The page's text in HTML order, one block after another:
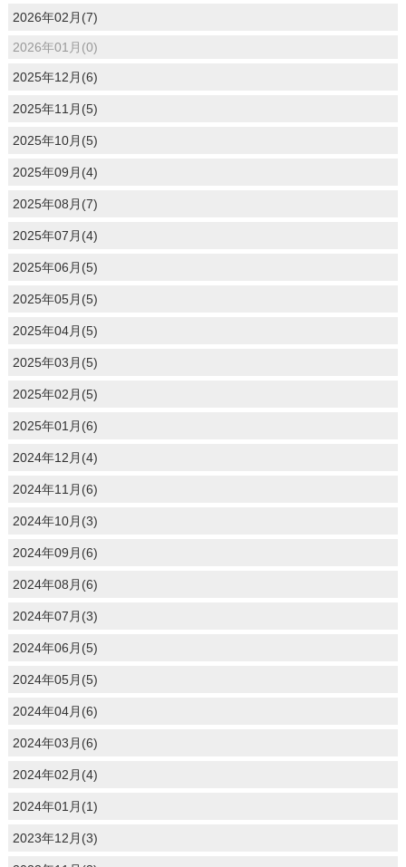
2026年02月(7)
2026年01月(0)
2025年12月(6)
2025年11月(5)
2025年10月(5)
2025年09月(4)
2025年08月(7)
2025年07月(4)
2025年06月(5)
2025年05月(5)
2025年04月(5)
2025年03月(5)
2025年02月(5)
2025年01月(6)
2024年12月(4)
2024年11月(6)
2024年10月(3)
2024年09月(6)
2024年08月(6)
2024年07月(3)
2024年06月(5)
2024年05月(5)
2024年04月(6)
2024年03月(6)
2024年02月(4)
2024年01月(1)
2023年12月(3)